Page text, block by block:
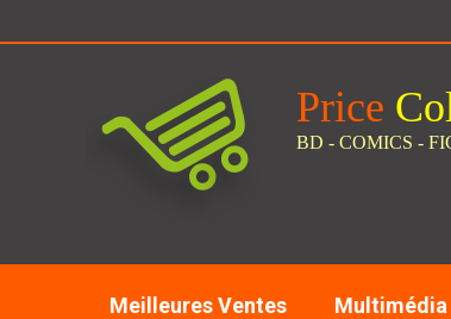
Price C
BD - COMICS -
Meilleures Ventes Multimédia